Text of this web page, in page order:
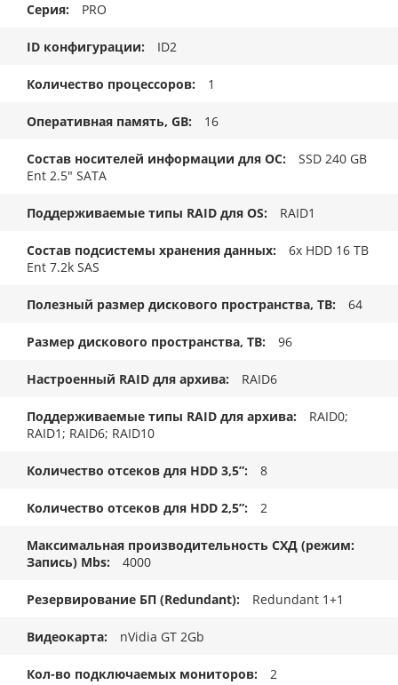
Серия PRO
ID конфигурации ID2
Количество процессоров 1
Оперативная память, GB 16
Состав носителей информации для ОС
SSD 240 GB
Ent 2.5" SATA
Поддерживаемые типы RAID для OS RAID1
Состав подсистемы хранения данных
6x HDD 16 TB
Ent 7.2k SAS
Полезный размер дискового пространства, TB 64
Размер дискового пространства, ТB 96
Настроенный RAID для архива RAID6
Поддерживаемые типы RAID для архива
RAID0;
RAID1; RAID6; RAID10
Количество отсеков для HDD 3,5” 8
Количество отсеков для HDD 2,5” 2
Максимальная производительность СХД (режим:
Запись) Mbs
4000
Резервирование БП (Redundant) Redundant 1+1
Видеокарта nVidia GT 2Gb
Кол-во подключаемых мониторов 2